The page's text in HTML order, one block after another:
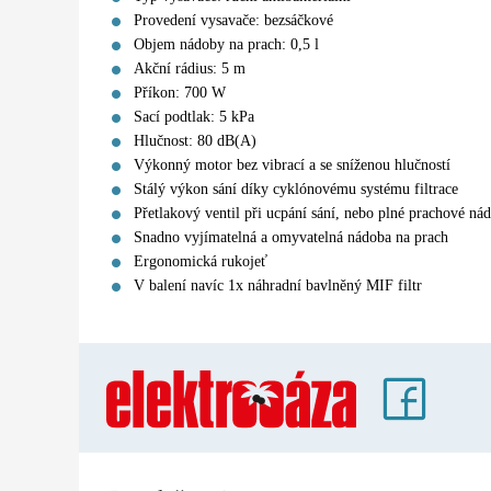
Provedení vysavače: bezsáčkové
Objem nádoby na prach: 0,5 l
Akční rádius: 5 m
Příkon: 700 W
Sací podtlak: 5 kPa
Hlučnost: 80 dB(A)
Výkonný motor bez vibrací a se sníženou hlučností
Stálý výkon sání díky cyklónovému systému filtrace
Přetlakový ventil při ucpání sání, nebo plné prachové
Snadno vyjímatelná a omyvatelná nádoba na prach
Ergonomická rukojeť
V balení navíc 1x náhradní bavlněný MIF filtr